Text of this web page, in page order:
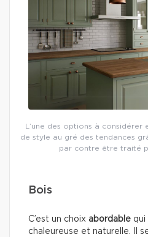
L’une des options à considérer
de style au gré des tendances
par contre être traité
Bois
C’est un choix abordable qui
chaleureuse et naturelle. Il